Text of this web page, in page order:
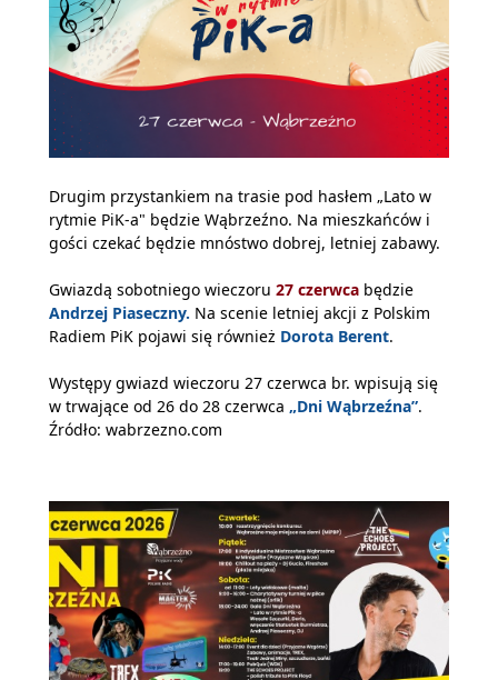
Drugim przystankiem na trasie pod hasłem „Lato w
rytmie PiK-a" będzie Wąbrzeźno. Na mieszkańców i
gości czekać będzie mnóstwo dobrej, letniej zabawy.
Gwiazdą sobotniego wieczoru 27 czerwca będzie
Andrzej Piaseczny. Na scenie letniej akcji z Polskim
Radiem PiK pojawi się również Dorota Berent.
Występy gwiazd wieczoru 27 czerwca br. wpisują się
w trwające od 26 do 28 czerwca „Dni Wąbrzeźna”.
Źródło: wabrzezno.com